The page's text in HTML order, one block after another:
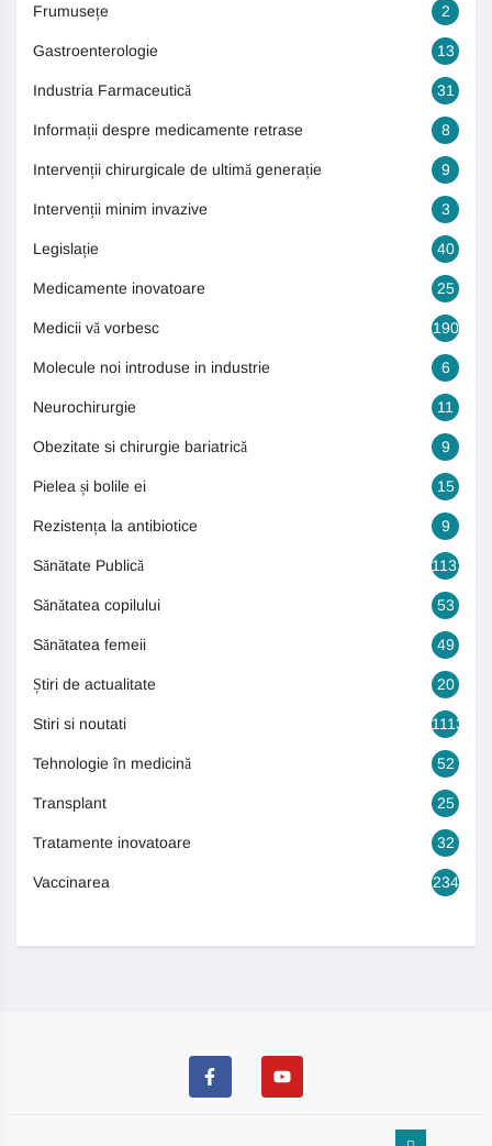
Frumusețe 2
Gastroenterologie 13
Industria Farmaceutică 31
Informații despre medicamente retrase 8
Intervenții chirurgicale de ultimă generație 9
Intervenții minim invazive 3
Legislație 40
Medicamente inovatoare 25
Medicii vă vorbesc 190
Molecule noi introduse in industrie 6
Neurochirurgie 11
Obezitate si chirurgie bariatrică 9
Pielea și bolile ei 15
Rezistența la antibiotice 9
Sănătate Publică 1131
Sănătatea copilului 53
Sănătatea femeii 49
Știri de actualitate 20
Stiri si noutati 1113
Tehnologie în medicină 52
Transplant 25
Tratamente inovatoare 32
Vaccinarea 234